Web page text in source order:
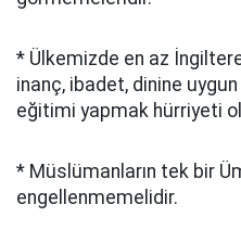
* Ülkemizde en az
inanç, ibadet, dinine
eğitimi yapmak hürriyeti
* Müslümanların tek bir
engellenmemelidir.